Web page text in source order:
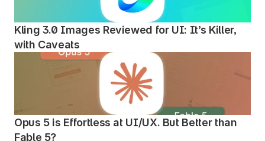
Kling 3.0 Images Reviewed for UI: It’s Killer,
with Caveats
Opus 5 is Effortless at UI/UX. But Better than
Fable 5?